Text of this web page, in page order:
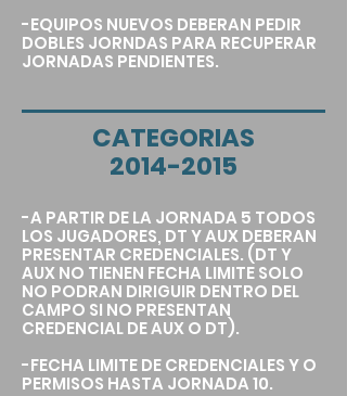
-EQUIPOS NUEVOS DEBERAN PEDIR
DOBLES JORNDAS PARA RECUPERAR
JORNADAS PENDIENTES.
CATEGORIAS
2014-2015
-A PARTIR DE LA JORNADA 5 TODOS
LOS JUGADORES, DT Y AUX DEBERAN
PRESENTAR CREDENCIALES. (DT Y
AUX NO TIENEN FECHA LIMITE SOLO
NO PODRAN DIRIGUIR DENTRO DEL
CAMPO SI NO PRESENTAN
CREDENCIAL DE AUX O DT).
-FECHA LIMITE DE CREDENCIALES Y O
PERMISOS HASTA JORNADA 10.